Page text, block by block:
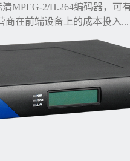
MPEG-2/H.264编码器，可
商在前端设备上的成本投入...